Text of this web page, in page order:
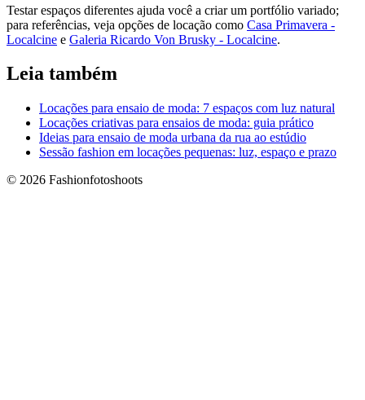
Testar espaços diferentes ajuda você a criar um portfólio variado;
para referências, veja opções de locação como Casa Primavera -
Localcine e Galeria Ricardo Von Brusky - Localcine.
Leia também
Locações para ensaio de moda: 7 espaços com luz natural
Locações criativas para ensaios de moda: guia prático
Ideias para ensaio de moda urbana da rua ao estúdio
Sessão fashion em locações pequenas: luz, espaço e prazo
© 2026 Fashionfotoshoots